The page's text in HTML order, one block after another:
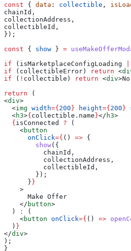
const { data : collectible ,
chainId ,
collectionAddress ,
collectibleId ,
});
const { show } =
if ( isMarketplaceConfigLoading
if ( collectibleError ) return <
if ( ! collectible ) return <div>
return (
<div>
  <
img width={ 200 } height={ 200 }
  <
h3>{ collectible . name }</ h3>
  {
isConnected ? (
    <
button
      onClick
={ () => {
        show
({
          chainId
,
          collectionAddress
,
          collectibleId
,
        });
      }
}
    >
      Make Offer
    </
button>
  )
:
(
    <
button onClick={ () =>
  )
}
</div>
);
}